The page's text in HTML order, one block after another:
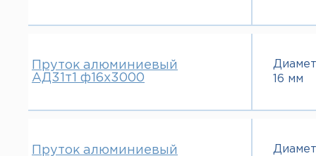
Пруток алюминиевый
АД31т1 ф16х3000
16 мм
Пруток алюминиевый